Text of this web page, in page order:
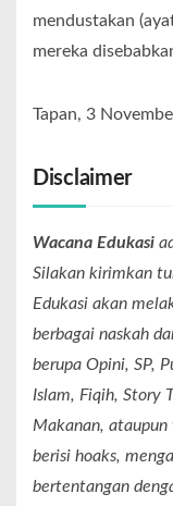
mendustakan
mereka
Tapan, 3
Disclaimer
Wacana Edukasi
Silakan kirimkan
Edukasi akan
berbagai naskah
berupa Opini, SP,
Islam, Fiqih, Story
Makanan,
berisi hoaks,
bertentangan